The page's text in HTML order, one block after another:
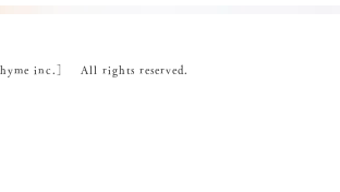
inc.］ All rights reserved.